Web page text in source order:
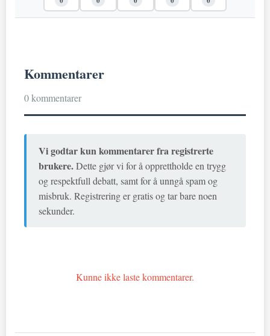
Kommentarer
0 kommentarer
Vi godtar kun kommentarer fra registrerte
brukere.Dette gjør vi for å opprettholde en trygg
og respektfull debatt, samt for å unngå spam og
misbruk. Registrering er gratis og tar bare noen
sekunder.
Kunne ikke laste kommentarer.